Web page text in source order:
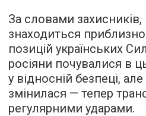
За словами захисників,
знаходиться
позицій українських
росіяни почувалися в
у відносній безпеці, але
змінилася — тепер
регулярними ударами.